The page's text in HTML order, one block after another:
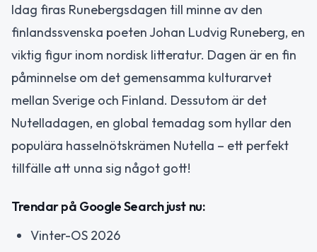
Idag firas Runebergsdagen till minne av den
finlandssvenska poeten Johan Ludvig Runeberg, en
viktig figur inom nordisk litteratur. Dagen är en fin
påminnelse om det gemensamma kulturarvet
mellan Sverige och Finland. Dessutom är det
Nutelladagen, en global temadag som hyllar den
populära hasselnötskrämen Nutella – ett perfekt
tillfälle att unna sig något gott!
Trendar på Google Search just nu:
Vinter-OS 2026